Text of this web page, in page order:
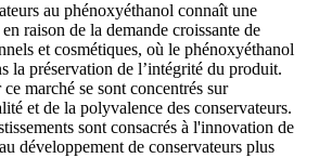
au phénoxyéthanol connaît une
raison de la demande croissante de
et cosmétiques, où le phénoxyéthanol
la préservation de l’intégrité du produit.
marché se sont concentrés sur
et de la polyvalence des conservateurs.
sont consacrés à l'innovation de
développement de conservateurs plus